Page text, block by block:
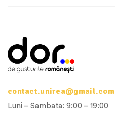
contact.unirea@gmail.com
Luni – Sambata: 9:00 – 19:00